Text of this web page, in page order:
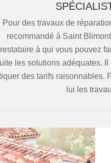
Pour des travaux de
recommandé à Saint
à qui vous pouvez
les solutions adéquates.
des tarifs raisonnables.
lui les